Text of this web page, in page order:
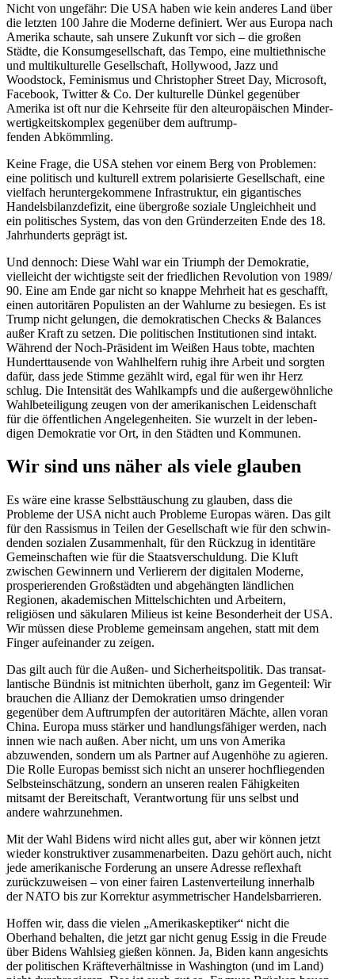
Nicht von ungefähr: Die USA haben wie kein anderes Land über
die letzten 100 Jahre die Moderne definiert. Wer aus Europa nach
Amerika schaute, sah unsere Zukunft vor sich – die großen
Städte, die Konsum­ge­sell­schaft, das Tempo, eine multi­eth­nische
und multi­kul­tu­relle Gesell­schaft, Hollywood, Jazz und
Woodstock, Feminismus und Chris­topher Street Day, Microsoft,
Facebook, Twitter & Co. Der kultu­relle Dünkel gegenüber
Amerika ist oft nur die Kehrseite für den alteu­ro­päi­schen Minder­
wer­tig­keits­komplex gegenüber dem auftrump­
fenden Abkömmling.
Keine Frage, die USA stehen vor einem Berg von Problemen:
eine politisch und kulturell extrem polari­sierte Gesell­schaft, eine
vielfach herun­ter­ge­kommene Infra­struktur, ein gigan­ti­sches
Handels­bi­lanz­de­fizit, eine übergroße soziale Ungleichheit und
ein politi­sches System, das von den Gründer­zeiten Ende des 18.
Jahrhun­derts geprägt ist.
Und dennoch: Diese Wahl war ein Triumph der Demokratie,
vielleicht der wichtigste seit der fried­lichen Revolution von 1989/​
90. Eine am Ende gar nicht so knappe Mehrheit hat es geschafft,
einen autori­tären Populisten an der Wahlurne zu besiegen. Es ist
Trump nicht gelungen, die demokra­ti­schen Checks & Balances
außer Kraft zu setzen. Die politi­schen Insti­tu­tionen sind intakt.
Während der Noch-Präsident im Weißen Haus tobte, machten
Hundert­tau­sende von Wahlhelfern ruhig ihre Arbeit und sorgten
dafür, dass jede Stimme gezählt wird, egal für wen ihr Herz
schlug. Die Inten­sität des Wahlkampfs und die außer­ge­wöhn­liche
Wahlbe­tei­ligung zeugen von der ameri­ka­ni­schen Leiden­schaft
für die öffent­lichen Angele­gen­heiten. Sie wurzelt in der leben­
digen Demokratie vor Ort, in den Städten und Kommunen.
Wir sind uns näher als viele glauben
Es wäre eine krasse Selbst­täu­schung zu glauben, dass die
Probleme der USA nicht auch Probleme Europas wären. Das gilt
für den Rassismus in Teilen der Gesell­schaft wie für den schwin­
denden sozialen Zusam­menhalt, für den Rückzug in identitäre
Gemein­schaften wie für die Staats­ver­schuldung. Die Kluft
zwischen Gewinnern und Verlierern der digitalen Moderne,
prospe­rie­renden Großstädten und abgehängten ländlichen
Regionen, akade­mi­schen Mittel­schichten und Arbeitern,
religiösen und säkularen Milieus ist keine Beson­derheit der USA.
Wir müssen diese Probleme gemeinsam angehen, statt mit dem
Finger aufein­ander zu zeigen.
Das gilt auch für die Außen- und Sicher­heits­po­litik. Das trans­at­
lan­tische Bündnis ist mitnichten überholt, ganz im Gegenteil: Wir
brauchen die Allianz der Demokratien umso dringender
gegenüber dem Auftrumpfen der autori­tären Mächte, allen voran
China. Europa muss stärker und handlungs­fä­higer werden, nach
innen wie nach außen. Aber nicht, um uns von Amerika
abzuwenden, sondern um als Partner auf Augenhöhe zu agieren.
Die Rolle Europas bemisst sich nicht an unserer hochflie­genden
Selbst­ein­schätzung, sondern an unseren realen Fähig­keiten
mitsamt der Bereit­schaft, Verant­wortung für uns selbst und
andere wahrzunehmen.
Mit der Wahl Bidens wird nicht alles gut, aber wir können jetzt
wieder konstruk­tiver zusam­men­ar­beiten. Dazu gehört auch, nicht
jede ameri­ka­nische Forderung an unsere Adresse reflexhaft
zurück­zu­weisen – von einer fairen Lasten­ver­teilung innerhalb
der NATO bis zur Korrektur asymme­tri­scher Handelsbarrieren.
Hoffen wir, dass die vielen „Ameri­ka­skep­tiker“ nicht die
Oberhand behalten, die jetzt gar nicht genug Essig in die Freude
über Bidens Wahlsieg gießen können. Ja, Biden kann angesichts
der politi­schen Kräfte­ver­hält­nisse in Washington (und im Land)